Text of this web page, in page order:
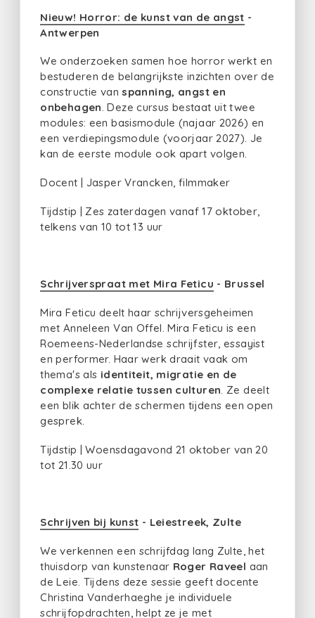
Nieuw! Horror: de kunst van de angst -
Antwerpen
We onderzoeken samen hoe horror werkt en
bestuderen de belangrijkste inzichten over de
constructie vanspanning, angst en
onbehagen. Deze cursus bestaat uit twee
modules: een basismodule (najaar 2026) en
een verdiepingsmodule (voorjaar 2027). Je
kan de eerste module ook apart volgen.
Docent | Jasper Vrancken, filmmaker
Tijdstip | Zes zaterdagen vanaf 17 oktober,
telkens van 10 tot 13 uur
Schrijverspraat met Mira Feticu - Brussel
Mira Feticu deelt haar schrijversgeheimen
met Anneleen Van Offel. Mira Feticu is een
Roemeens-Nederlandse schrijfster, essayist
en performer. Haar werk draait vaak om
thema's als identiteit, migratie en de
complexe relatie tussen culturen. Ze deelt
een blik achter de schermen tijdens een open
gesprek.
Tijdstip | Woensdagavond 21 oktober van 20
tot 21.30 uur
Schrijven bij kunst - Leiestreek, Zulte
We verkennen een schrijfdag lang Zulte, het
thuisdorp van kunstenaar Roger Raveel aan
de Leie. Tijdens deze sessie geeft docente
Christina Vanderhaeghe je individuele
schrijfopdrachten, helpt ze je met